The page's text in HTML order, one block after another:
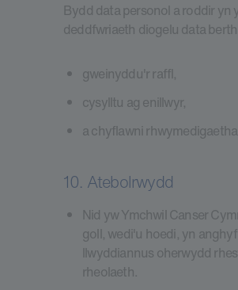
Bydd data personol a roddir yn
deddfwriaeth diogelu data
gweinyddu'r raffl,
cysylltu ag enillwyr,
a chyflawni
10. Atebolrwydd
Nid yw Ymchwil Canser
goll, wedi'u hoedi, yn
llwyddiannus oherwydd
rheolaeth.